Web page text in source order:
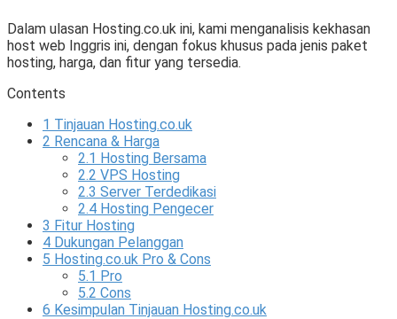
Dalam ulasan Hosting.co.uk ini, kami menganalisis kekhasan
host web Inggris ini, dengan fokus khusus pada jenis paket
hosting, harga, dan fitur yang tersedia.
Contents
1 Tinjauan Hosting.co.uk
2 Rencana & Harga
2.1 Hosting Bersama
2.2 VPS Hosting
2.3 Server Terdedikasi
2.4 Hosting Pengecer
3 Fitur Hosting
4 Dukungan Pelanggan
5 Hosting.co.uk Pro & Cons
5.1 Pro
5.2 Cons
6 Kesimpulan Tinjauan Hosting.co.uk